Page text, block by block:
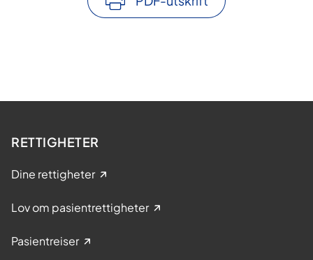
RETTIGHETER
Dine rettigheter
Lov om pasientrettigheter
Pasientreiser